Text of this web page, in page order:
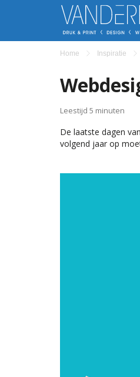
Home Inspiratie
Leestijd 5 minuten
De laatste dagen
volgend jaar op